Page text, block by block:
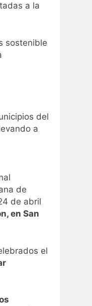
a la
sostenible
del
a
de
de abril
en San
el